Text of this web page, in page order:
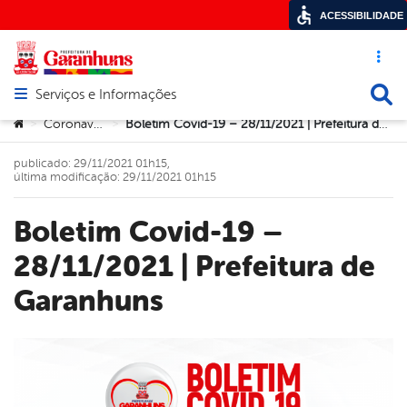
Acesso
Abrir menu principal de navegação
Serviços e Informações
Você está aqui:
> Coronavírus > Boletim Covid-19 – 28/11/2021 | Prefeitura de Garanhuns
Boletim Covid-19 –
28/11/2021 | Prefeitura de
Garanhuns
publicado: 29/11/2021 01h15,
última modificação: 29/11/2021 01h15
ACESSIBILIDADE